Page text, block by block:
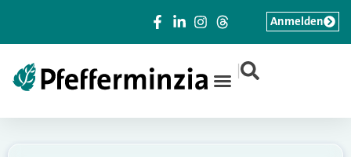
|
Anmelden